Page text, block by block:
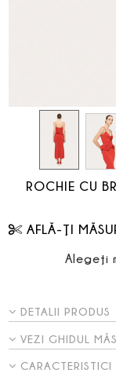
ROCHIE CU
AFLĂ-ŢI
Alegeţi
DETALII PRODUS
VEZI GHIDUL
CARACTERISTICI